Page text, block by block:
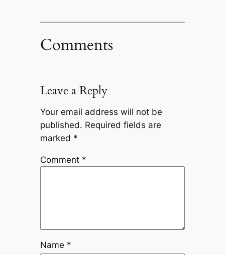
Comments
Leave a Reply
Your email address will not be
published. Required fields are
marked *
Comment *
Name *